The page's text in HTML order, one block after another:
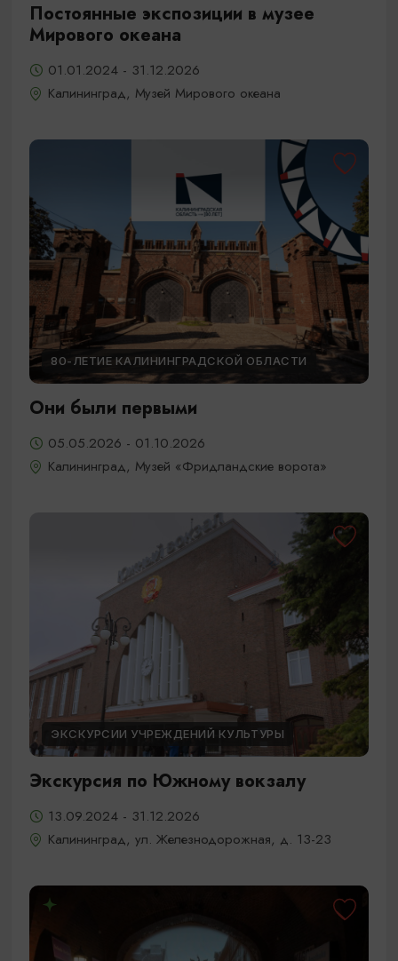
Постоянные экспозиции в музее
Мирового океана
01.01.2024 - 31.12.2026
Калининград, Музей Мирового океана
80-ЛЕТИЕ КАЛИНИНГРАДСКОЙ ОБЛАСТИ
Они были первыми
05.05.2026 - 01.10.2026
Калининград, Музей «Фридландские ворота»
ЭКСКУРСИИ УЧРЕЖДЕНИЙ КУЛЬТУРЫ
Экскурсия по Южному вокзалу
13.09.2024 - 31.12.2026
Калининград, ул. Железнодорожная, д. 13-23